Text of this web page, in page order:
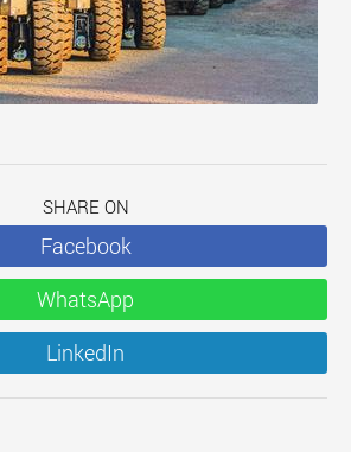
SHARE ON
Facebook
WhatsApp
LinkedIn